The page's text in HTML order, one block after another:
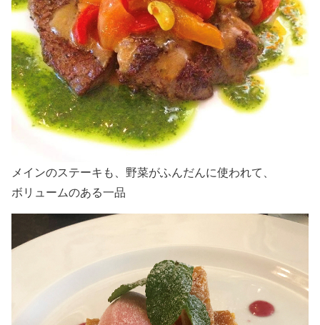
メインのステーキも、野菜がふんだんに使われて、
ボリュームのある一品